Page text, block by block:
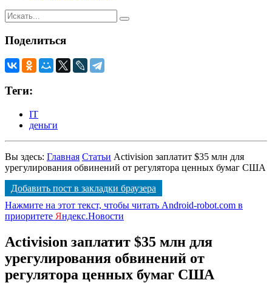
Поделиться
Теги:
IT
деньги
Вы здесь: Главная Статьи Activision заплатит $35 млн для
урегулирования обвинений от регулятора ценных бумаг США
Добавить пост в закладки браузера
Нажмите на этот текст, чтобы читать Android-robot.com в
приоритете Яндекс.Новости
Activision заплатит $35 млн для
урегулирования обвинений от
регулятора ценных бумаг США